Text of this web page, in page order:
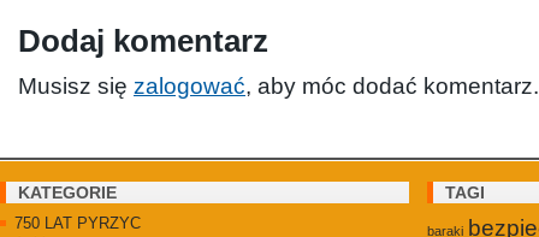
Dodaj komentarz
Musisz się zalogować, aby móc dodać komentarz.
KATEGORIE
750 LAT PYRZYC
TAGI
baraki